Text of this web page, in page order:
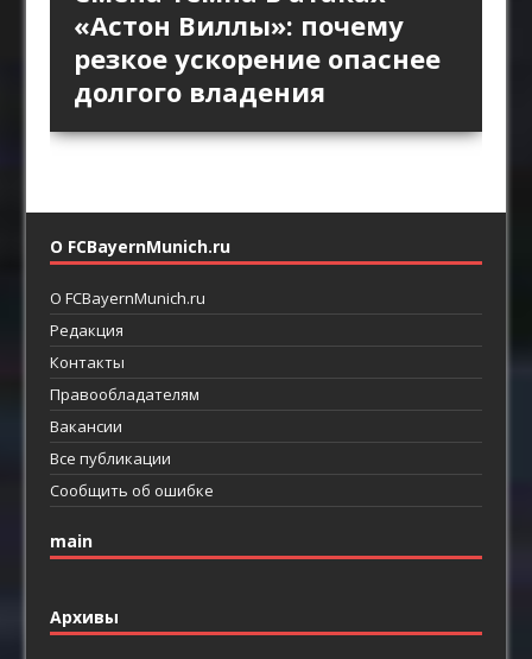
линии «Барселоны»:
пространство за защитой
как главный ресурс атаки
второй мяч: зачем клубы
Английской премьер-лиги
возвращают прямой
футбол
как продолжение
позиционной атаки
«Астон Виллы»: почему
резкое ускорение опаснее
долгого владения
персонального прессинга:
как ротации освобождают
пространство между
линиями
О FCBayernMunich.ru
О FCBayernMunich.ru
Редакция
Контакты
Правообладателям
Вакансии
Все публикации
Сообщить об ошибке
main
Архивы